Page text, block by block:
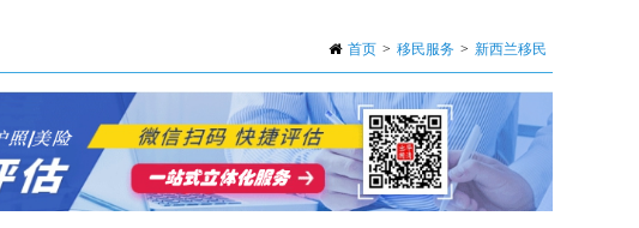
首页 > 移民服务 > 新西兰移民